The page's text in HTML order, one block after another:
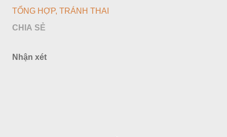
TỔNG HỢP TRÁNH THAI
CHIA SẺ
Nhận xét